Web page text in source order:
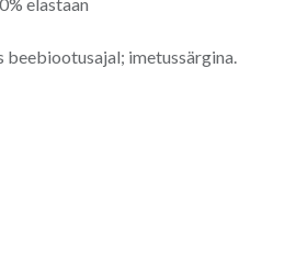
elastaan
beebiootusajal; imetussärgina.